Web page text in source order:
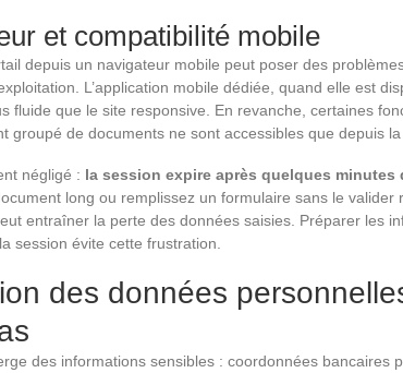
et compatibilité mobile
depuis un navigateur mobile peut poser des
L’application mobile dédiée, quand elle est
fluide que le site responsive. En revanche, certaines
groupé de documents ne sont accessibles que depuis la
négligé : la session expire après quelques minutes
long ou remplissez un formulaire sans le valider
entraîner la perte des données saisies. Préparer les
session évite cette frustration.
des données
des informations sensibles : coordonnées bancaires